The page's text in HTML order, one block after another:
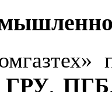
ГРУ, ПГБ